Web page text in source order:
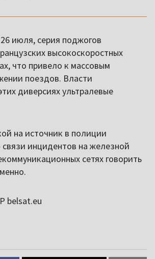
июля, серия поджогов
высокоскоростных
что привело к массовым
поездов. Власти
диверсиях ультралевые
на источник в полиции
инцидентов на железной
сетях говорить
belsat.eu